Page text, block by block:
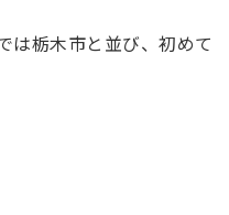
は栃木市と並び、初めて